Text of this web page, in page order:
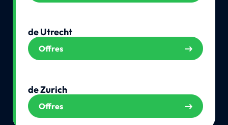
de Utrecht
Offres
de Zurich
Offres